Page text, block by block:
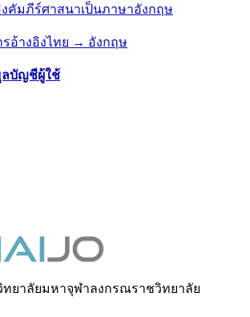
งคัมภีร์ศาสนาเป็นภาษาอังกฤษ
รอ้างอิงไทย → อังกฤษ
ลบัญชีผู้ใช้
ยาลัยมหาจุฬาลงกรณราชวิทยาลัย